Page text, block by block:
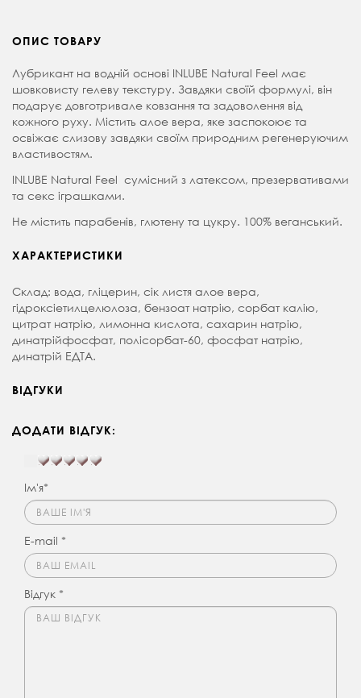
ОПИС ТОВАРУ
Лубрикант на водній основі INLUBE Natural Feel має
шовковисту гелеву текстуру. Завдяки своїй формулі, він
подарує довготривале ковзання та задоволення від
кожного руху. Містить алое вера, яке заспокоює та
освіжає слизову завдяки своїм природним регенеруючим
властивостям.
INLUBE Natural Feel сумісний з латексом, презервативами
та секс іграшками.
Не містить парабенів, глютену та цукру. 100% веганський.
ХАРАКТЕРИСТИКИ
Склад: вода, гліцерин, сік листя алое вера,
гідроксіетилцелюлоза, бензоат натрію, сорбат калію,
цитрат натрію, лимонна кислота, сахарин натрію,
динатрійфосфат, полісорбат-60, фосфат натрію,
динатрій ЕДТА.
ВІДГУКИ
ДОДАТИ ВІДГУК:
Ім'я*
E-mail *
Відгук *